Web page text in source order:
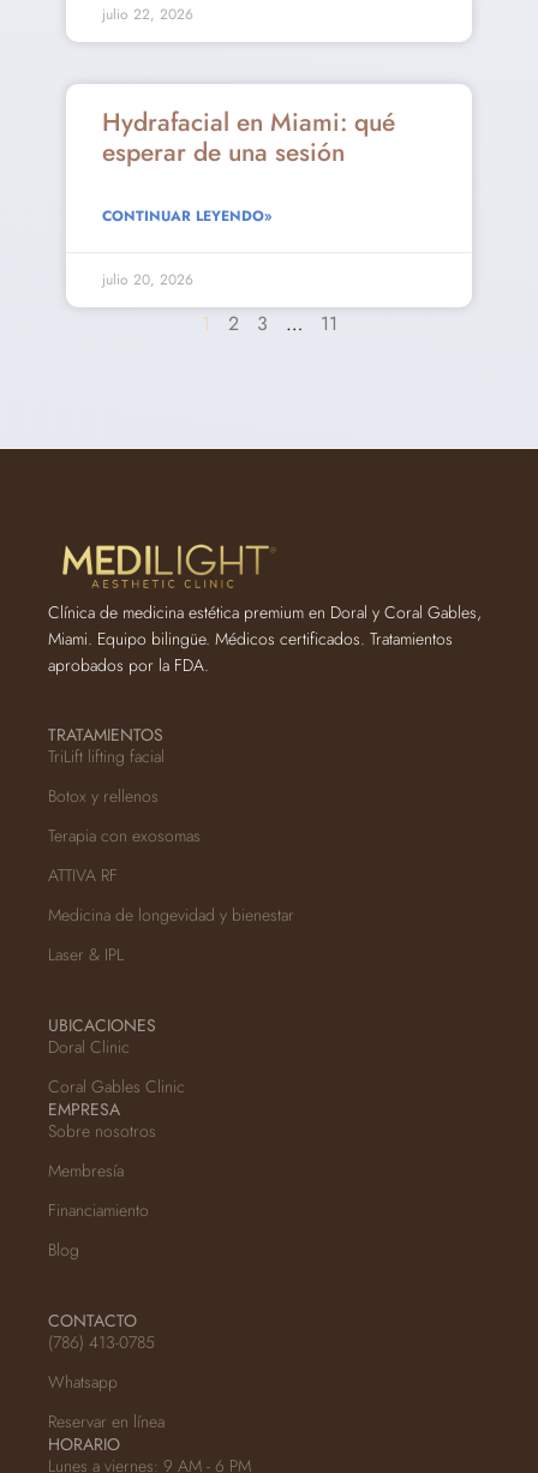
julio 22, 2026
Hydrafacial en Miami: qué
esperar de una sesión
CONTINUAR LEYENDO»
julio 20, 2026
1 2 3 … 11
Clínica de medicina estética premium en Doral y Coral Gables,
Miami. Equipo bilingüe. Médicos certificados. Tratamientos
aprobados por la FDA.
TRATAMIENTOS
TriLift lifting facial
Botox y rellenos
Terapia con exosomas
ATTIVA RF
Medicina de longevidad y bienestar
Laser & IPL
UBICACIONES
Doral Clinic
Coral Gables Clinic
EMPRESA
Sobre nosotros
Membresía
Financiamiento
Blog
CONTACTO
(786) 413-0785
Whatsapp
Reservar en línea
HORARIO
Lunes a viernes: 9 AM - 6 PM